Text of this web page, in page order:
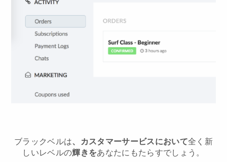
ブラックベルは、カスタマーサービスにおいて全く新
しいレベルの輝きをあなたにもたらすでしょう。